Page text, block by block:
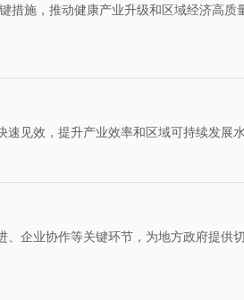
措施，推动健康产业升级和区域经济高质
见效，提升产业效率和区域可持续发展水
企业协作等关键环节，为地方政府提供